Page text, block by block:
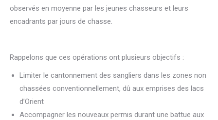
observés en moyenne par les jeunes chasseurs et leurs
encadrants par jours de chasse.
Rappelons que ces opérations ont plusieurs objectifs :
Limiter le cantonnement des sangliers dans les zones non
chassées conventionnellement, dû aux emprises des lacs
d’Orient
Accompagner les nouveaux permis durant une battue aux